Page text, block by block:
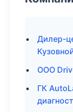
Дилер-
ООО
ГК